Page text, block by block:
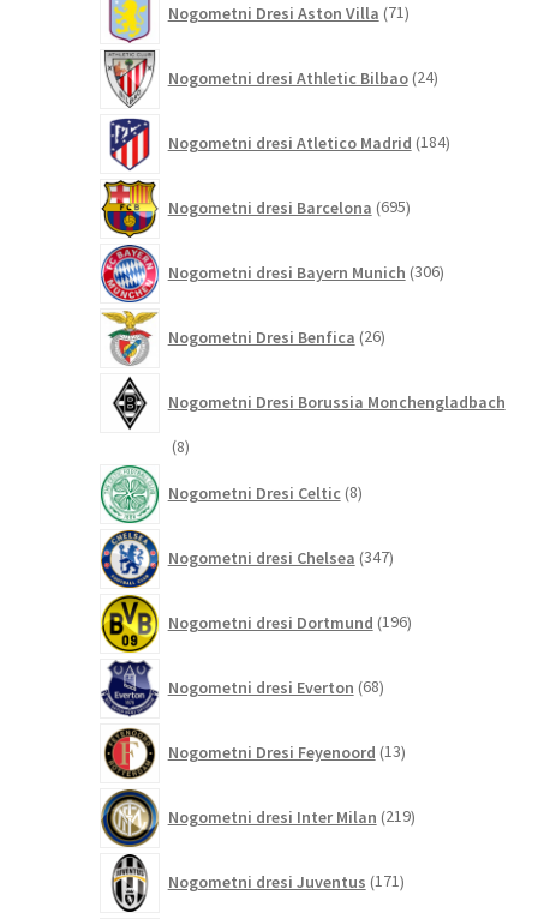
Nogometni Dresi Aston Villa 71izdelkov
Nogometni dresi Athletic Bilbao 24izdelkov
Nogometni dresi Atletico Madrid 184izdelkov
Nogometni dresi Barcelona 695izdelkov
Nogometni dresi Bayern Munich 306izdelkov
Nogometni Dresi Benfica 26izdelkov
Nogometni Dresi Borussia Monchengladbach
88
Nogometni Dresi Celtic 8izdelkov
Nogometni dresi Chelsea 347izdelkov
Nogometni dresi Dortmund 196izdelkov
Nogometni dresi Everton 68izdelkov
Nogometni Dresi Feyenoord 13izdelkov
Nogometni dresi Inter Milan 219izdelkov
Nogometni dresi Juventus 171izdelkov